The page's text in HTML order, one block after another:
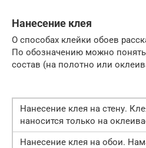
Нанесение клея
О способах клейки обоев
По обозначению можно
состав (на полотно или
Нанесение клея на стену.
наносится только на
Нанесение клея на обои.